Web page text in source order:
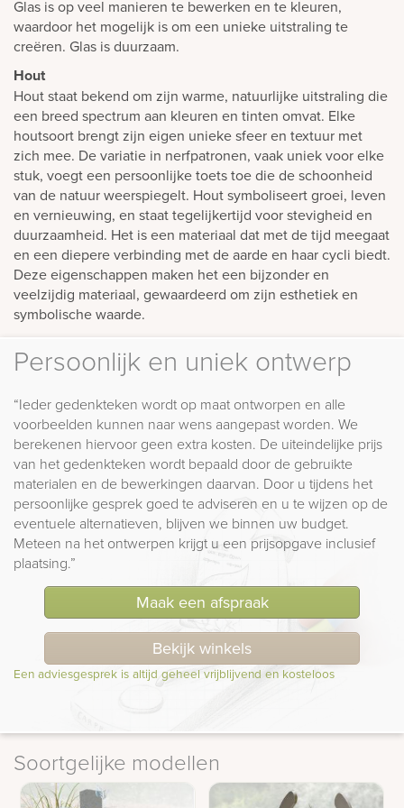
Glas is op veel manieren te bewerken en te kleuren,
waardoor het mogelijk is om een unieke uitstraling te
creëren. Glas is duurzaam.
Hout
Hout staat bekend om zijn warme, natuurlijke uitstraling die
een breed spectrum aan kleuren en tinten omvat. Elke
houtsoort brengt zijn eigen unieke sfeer en textuur met
zich mee. De variatie in nerfpatronen, vaak uniek voor elke
stuk, voegt een persoonlijke toets toe die de schoonheid
van de natuur weerspiegelt. Hout symboliseert groei, leven
en vernieuwing, en staat tegelijkertijd voor stevigheid en
duurzaamheid. Het is een materiaal dat met de tijd meegaat
en een diepere verbinding met de aarde en haar cycli biedt.
Deze eigenschappen maken het een bijzonder en
veelzijdig materiaal, gewaardeerd om zijn esthetiek en
symbolische waarde.
Persoonlijk en uniek ontwerp
“Ieder gedenkteken wordt op maat ontworpen en alle
voorbeelden kunnen naar wens aangepast worden. We
berekenen hiervoor geen extra kosten. De uiteindelijke prijs
van het gedenkteken wordt bepaald door de gebruikte
materialen en de bewerkingen daarvan. Door u tijdens het
persoonlijke gesprek goed te adviseren en u te wijzen op de
eventuele alternatieven, blijven we binnen uw budget.
Meteen na het ontwerpen krijgt u een prijsopgave inclusief
plaatsing.”
Maak een afspraak
Bekijk winkels
Een adviesgesprek is altijd geheel vrijblijvend en kosteloos
Soortgelijke modellen